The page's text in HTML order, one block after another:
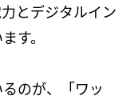
とデジタルイン
す。
のが、「ワッ